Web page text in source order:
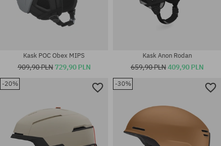
Kask POC Obex MIPS
909,90 PLN 729,90 PLN
Kask Anon Rodan
659,90 PLN409,90 PLN
-20% -30%